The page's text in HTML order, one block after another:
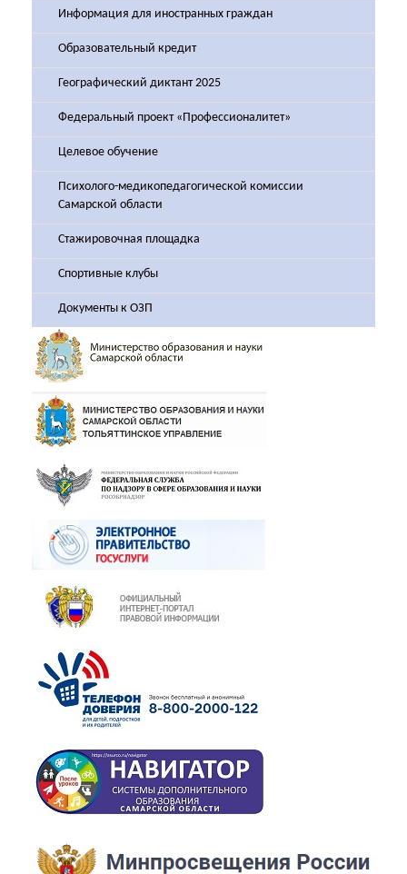
Информация для иностранных граждан
Образовательный кредит
Географический диктант 2025
Федеральный проект «Профессионалитет»
Целевое обучение
Психолого-медикопедагогической комиссии
Самарской области
Стажировочная площадка
Спортивные клубы
Документы к ОЗП